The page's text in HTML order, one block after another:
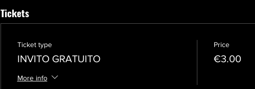
Tickets
Ticket type
INVITO GRATUITO
More info
Price
€3.00